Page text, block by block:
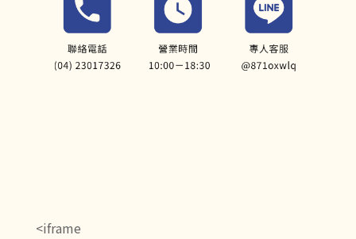
<iframe